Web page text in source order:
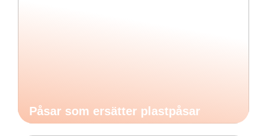
Påsar som ersätter plastpåsar